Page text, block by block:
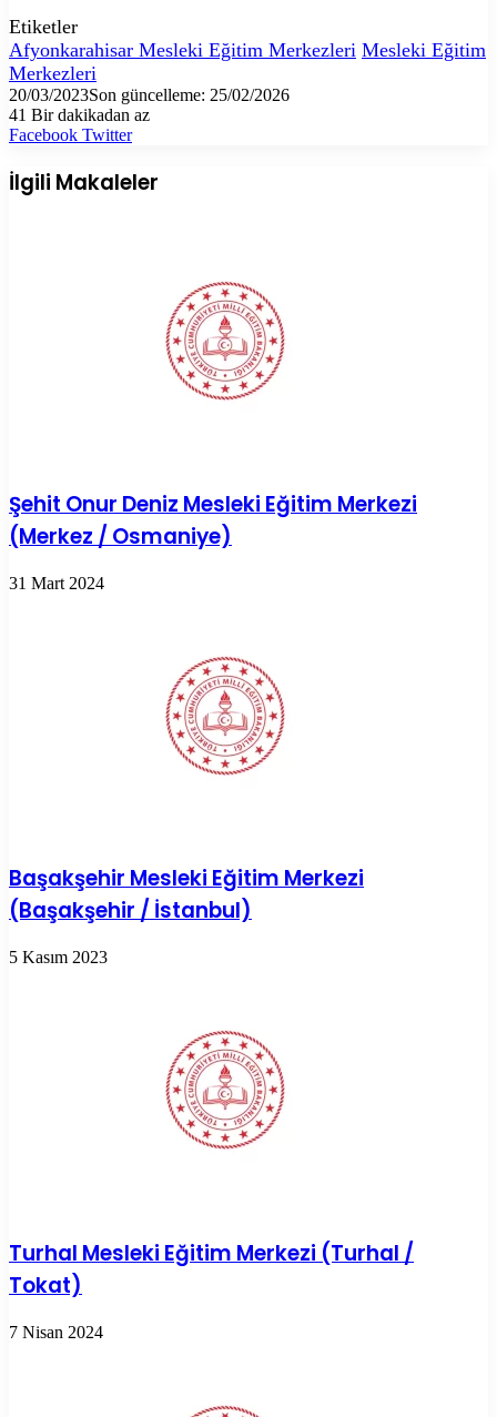
Etiketler
Afyonkarahisar Mesleki Eğitim Merkezleri Mesleki Eğitim
Merkezleri
20/03/2023Son güncelleme: 25/02/2026
41 Bir dakikadan az
Facebook TwitterLinkedIn
Tumblr
Pinterest
Reddit
VKontakte
E-
ile
paylaş
Yazdır
İlgili Makaleler
Şehit Onur Deniz Mesleki Eğitim Merkezi
(Merkez / Osmaniye)
31 Mart 2024
Başakşehir Mesleki Eğitim Merkezi
(Başakşehir / İstanbul)
5 Kasım 2023
Turhal Mesleki Eğitim Merkezi (Turhal /
Tokat)
7 Nisan 2024